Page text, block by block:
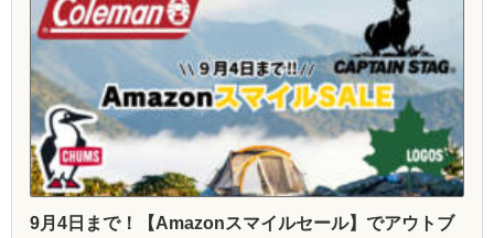
9月4日まで！【Amazonスマイルセール】でアウトブ